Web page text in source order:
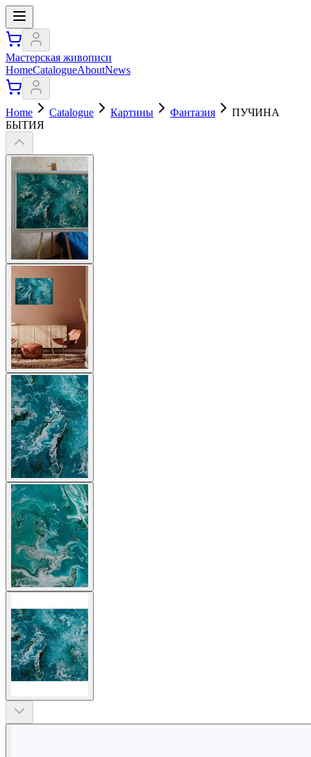
Мастерская живописи
HomeCatalogueAboutNews
Home Catalogue Картины Фантазия
ПУЧИНА
БЫТИЯ